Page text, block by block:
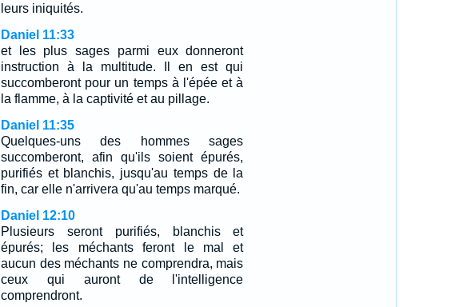
leurs iniquités.
Daniel 11:33
et les plus sages parmi eux donneront
instruction à la multitude. Il en est qui
succomberont pour un temps à l'épée et à
la flamme, à la captivité et au pillage.
Daniel 11:35
Quelques-uns des hommes sages
succomberont, afin qu'ils soient épurés,
purifiés et blanchis, jusqu'au temps de la
fin, car elle n'arrivera qu'au temps marqué.
Daniel 12:10
Plusieurs seront purifiés, blanchis et
épurés; les méchants feront le mal et
aucun des méchants ne comprendra, mais
ceux qui auront de l'intelligence
comprendront.